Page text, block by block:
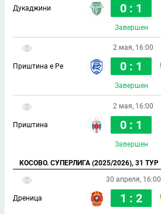
Дукаджини 0 : 1
Завершен
2 мая, 16:00
Приштина е Ре 0 : 1
Завершен
2 мая, 16:00
Приштина 0 : 1
Завершен
КОСОВО. СУПЕРЛИГА (2025/2026), 31 ТУР
30 апреля, 16:00
Дреница 1 : 2